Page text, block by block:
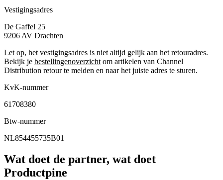
Vestigingsadres
De Gaffel 25
9206 AV Drachten
Let op, het vestigingsadres is niet altijd gelijk aan het retouradres.
Bekijk je bestellingenoverzicht om artikelen van Channel
Distribution retour te melden en naar het juiste adres te sturen.
KvK-nummer
61708380
Btw-nummer
NL854455735B01
Wat doet de partner, wat doet
Productpine